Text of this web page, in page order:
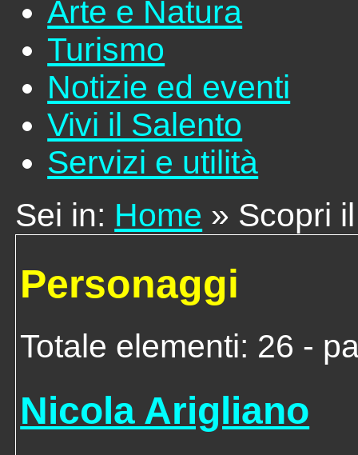
Arte e Natura
Turismo
Notizie ed eventi
Vivi il Salento
Servizi e utilità
Sei in: Home » Scopri
Personaggi
Totale elementi: 26 -
Nicola Arigliano